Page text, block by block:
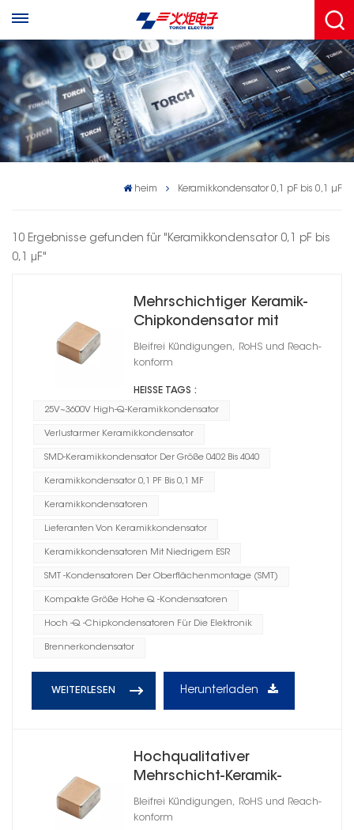
heim Keramikkondensator 0,1 pF bis 0,1 μF
10 Ergebnisse gefunden für "Keramikkondensator 0,1 pF bis
0,1 μF"
Mehrschichtiger Keramik-
Chipkondensator mit
hohem Q
Bleifrei Kündigungen, RoHS und Reach-
konform
HEISSE TAGS :
25V~3600V High-Q-Keramikkondensator
Verlustarmer Keramikkondensator
SMD-Keramikkondensator Der Größe 0402 Bis 4040
Keramikkondensator 0,1 PF Bis 0,1 ΜF
Keramikkondensatoren
Lieferanten Von Keramikkondensator
Keramikkondensatoren Mit Niedrigem ESR
SMT -Kondensatoren Der Oberflächenmontage (SMT)
Kompakte Größe Hohe Q -Kondensatoren
Hoch -Q -Chipkondensatoren Für Die Elektronik
Brennerkondensator
WEITERLESEN Herunterladen
Hochqualitativer
Mehrschicht-Keramik-
Chipkondensator 0402
Bleifrei Kündigungen, RoHS und Reach-
konform